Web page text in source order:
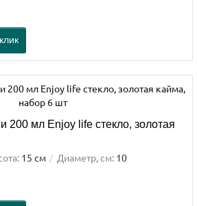
200 мл Enjoy life стекло, золотая
15 см Диаметр, см: 10